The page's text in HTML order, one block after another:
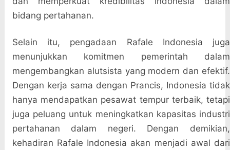
bidang pertahanan.
Selain itu, pengadaan Rafale Indonesia juga
menunjukkan komitmen pemerintah dalam
mengembangkan alutsista yang modern dan efektif.
Dengan kerja sama dengan Prancis, Indonesia tidak
hanya mendapatkan pesawat tempur terbaik, tetapi
juga peluang untuk meningkatkan kapasitas industri
pertahanan dalam negeri. Dengan demikian,
kehadiran Rafale Indonesia akan menjadi awal dari